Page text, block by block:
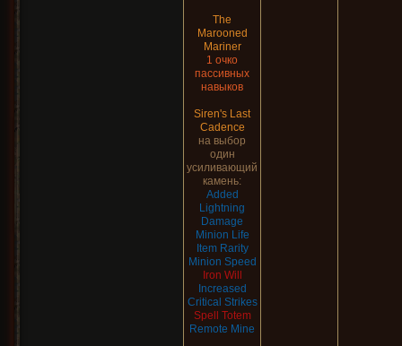
The
Marooned
Mariner
1 очко
пассивных
навыков
Siren's Last
Cadence
на выбор
один
усиливающий
камень:
Added
Lightning
Damage
Minion Life
Item Rarity
Minion Speed
Iron Will
Increased
Critical Strikes
Spell Totem
Remote Mine